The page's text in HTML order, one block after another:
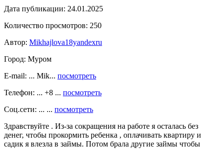
Дата публикации: 24.01.2025
Количество просмотров: 250
Автор: Mikhajlova18yandexru
Город: Муром
E-mail: ... Mik... посмотреть
Телефон: ... +8 ... посмотреть
Соц.сети: ... ... посмотреть
Здравствуйте . Из-за сокращения на работе я осталась без
денег, чтобы прокормить ребенка , оплачивать квартиру и
садик я влезла в займы. Потом брала другие займы чтобы